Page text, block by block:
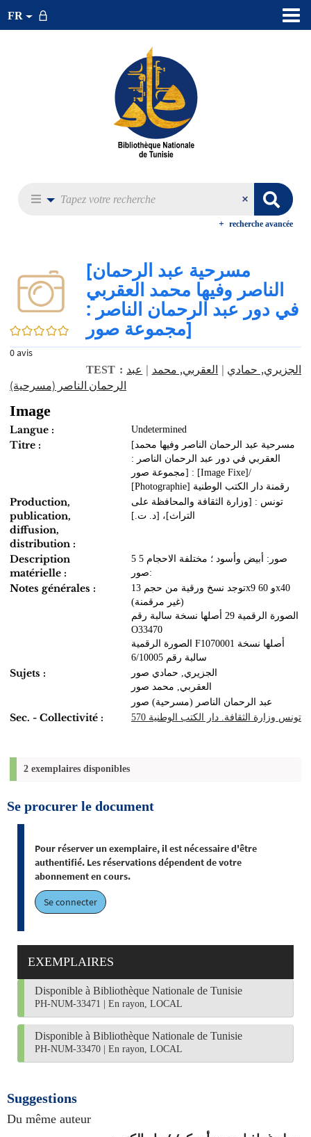
FR
recherche avancée
0/5
0avis
[مسرحية عبد الرحمان
الناصر وفيها محمد العقربي
في دور عبد الرحمان الناصر :
مجموعة صور]
TEST : الجزيري, حمادي | العقربي, محمد | عبد
الرحمان الناصر (مسرحية)
Image
Langue : Undetermined
Titre :
[مسرحية عبد الرحمان الناصر وفيها محمد
العقربي في دور عبد الرحمان الناصر :
مجموعة صور] : [Image Fixe]/
[Photographie] رقمنة دار الكتب الوطنية
Production,
publication,
diffusion,
distribution :
تونس : [وزارة الثقافة والمحافظة على
التراث]، [د. ت.]
Description
matérielle :
5 صور: أبيض وأسود ؛ مختلفة الاحجام 5
صور:
Notes générales :
توجد نسخ ورقية من حجم 13x9 و 60x40
(غير مرقمنة)
الصورة الرقمية 29 أصلها نسخة سالبة رقم
O33470
الصورة الرقمية F1070001 أصلها نسخة
سالبة رقم 6/10005
Sujets :
الجزيري, حمادي صور
العقربي, محمد صور
عبد الرحمان الناصر (مسرحية) صور
Sec. - Collectivité : تونس وزارة الثقافة. دار الكتب الوطنية 570
2 exemplaires disponibles
Se procurer le document
Pour réserver un exemplaire, il est nécessaire d'être
authentifié. Les réservations dépendent de votre
abonnement en cours.
Se connecter
EXEMPLAIRES
Disponible à Bibliothèque Nationale de Tunisie
PH-NUM-33471 En rayon, LOCAL
Disponible à Bibliothèque Nationale de Tunisie
PH-NUM-33470 En rayon, LOCAL
Suggestions
Du même auteur